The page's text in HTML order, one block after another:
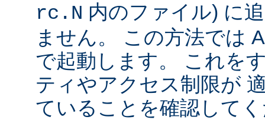
rc.N 内のファイル) に
ません。 この方法では
で起動します。 これを
ティやアクセス制限が
ていることを確認して